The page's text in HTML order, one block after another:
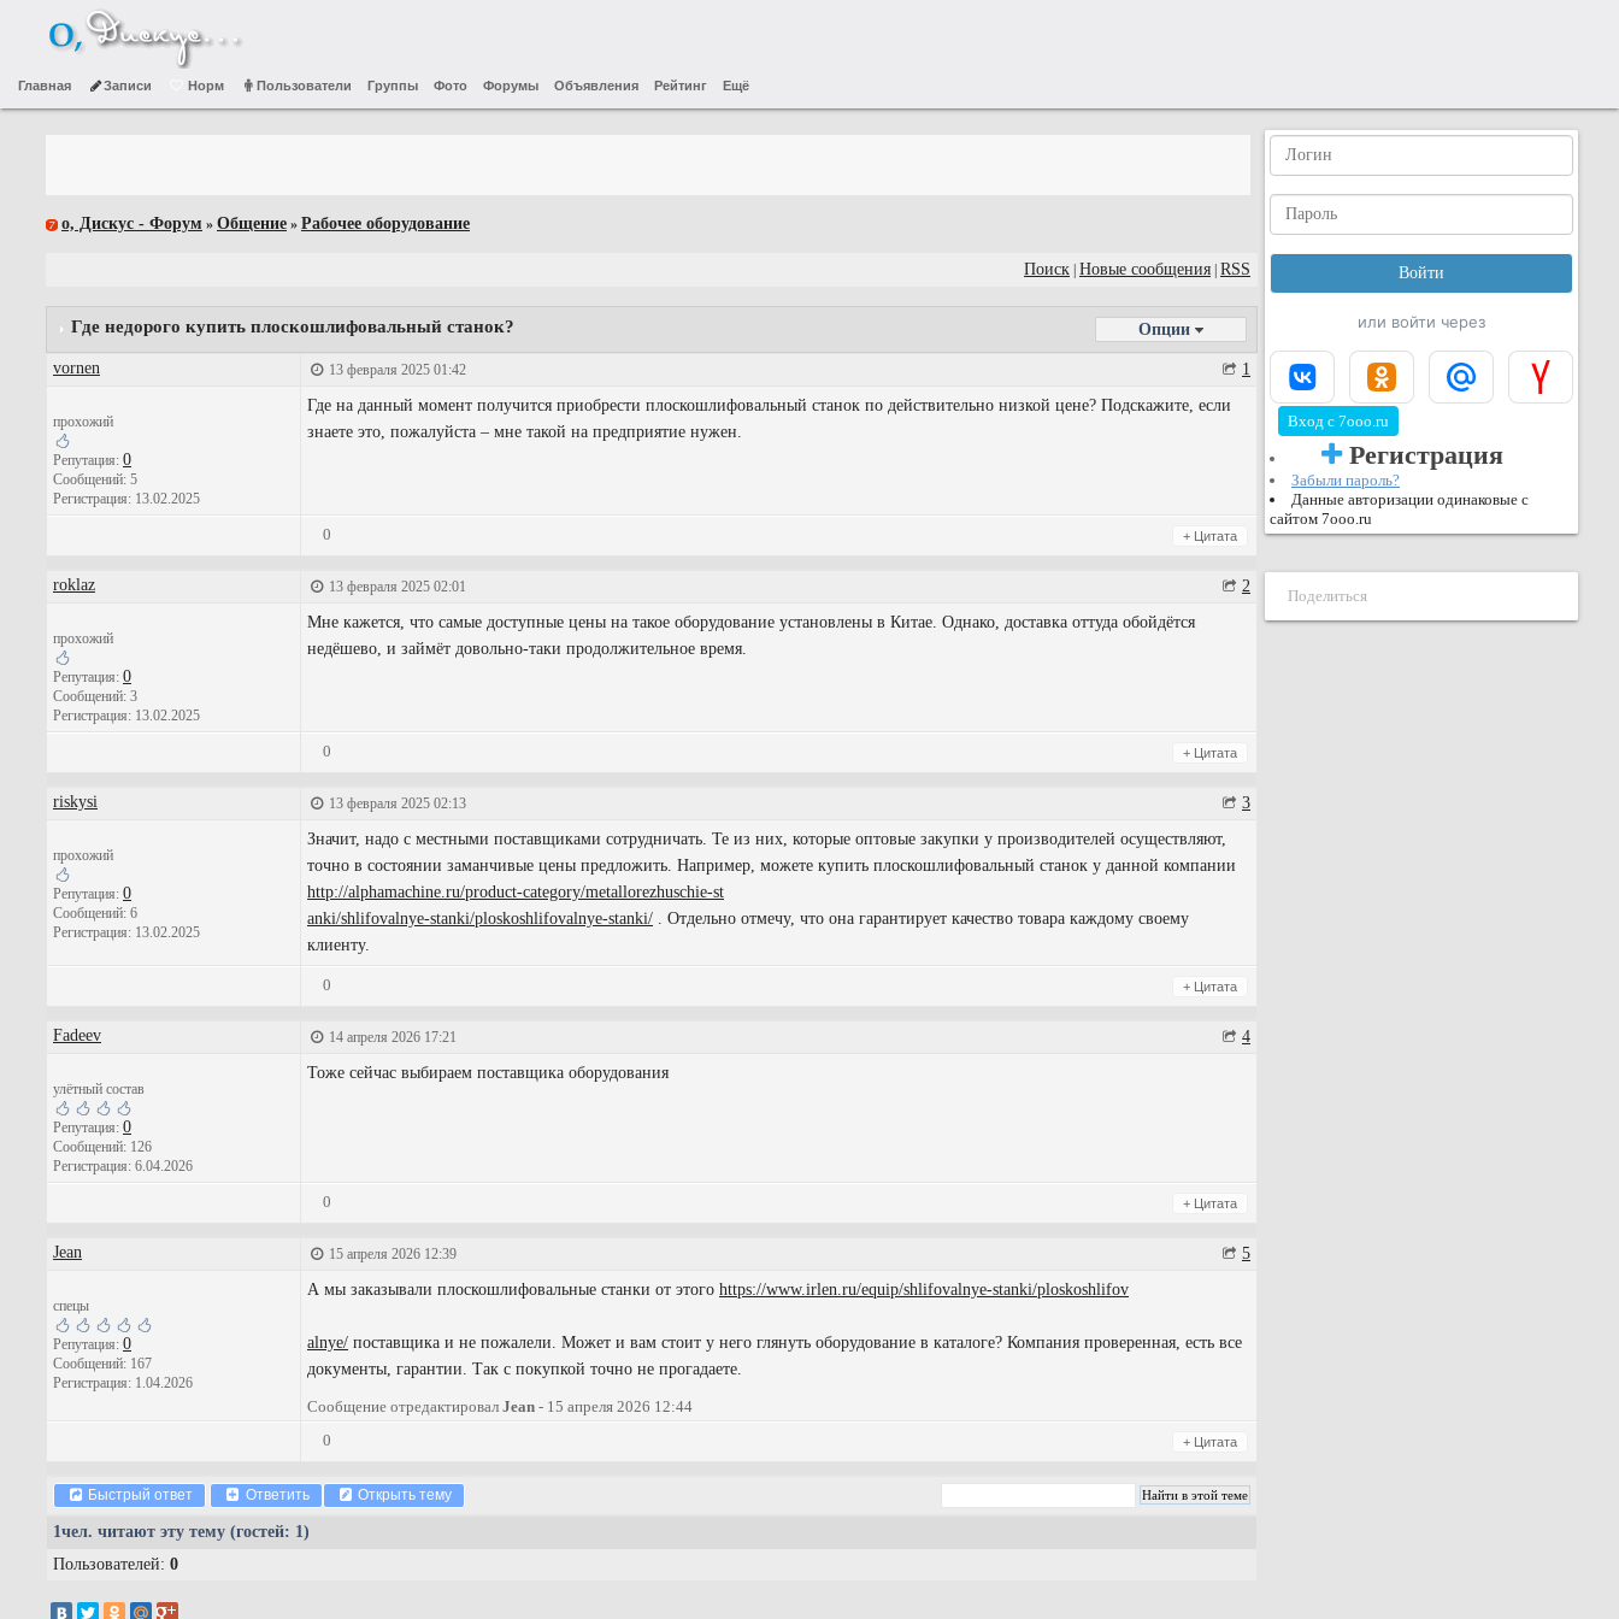
Главная Записи Норм Пользователи Группы Фото Форумы Объявления Рейтинг Ещё
о, Дискус - Форум » Общение » Рабочее оборудование
Поиск Новые сообщения RSS
Где недорого купить плоскошлифовальный станок? Опции
vornen 13 февраля 2025 01:42 1
прохожий
Репутация: 0
Сообщений: 5
Регистрация: 13.02.2025
Где на данный момент получится приобрести плоскошлифовальный станок по действительно низкой цене? Подскажите, если
знаете это, пожалуйста – мне такой на предприятие нужен.
0 + Цитата
roklaz 13 февраля 2025 02:01 2
прохожий
Репутация: 0
Сообщений: 3
Регистрация: 13.02.2025
Мне кажется, что самые доступные цены на такое оборудование установлены в Китае. Однако, доставка оттуда обойдётся
недёшево, и займёт довольно-таки продолжительное время.
0 + Цитата
riskysi 13 февраля 2025 02:13 3
прохожий
Репутация: 0
Сообщений: 6
Регистрация: 13.02.2025
Значит, надо с местными поставщиками сотрудничать. Те из них, которые оптовые закупки у производителей осуществляют,
точно в состоянии заманчивые цены предложить. Например, можете купить плоскошлифовальный станок у данной компании
http://alphamachine.ru/product-category/metallorezhuschie-st
anki/shlifovalnye-stanki/ploskoshlifovalnye-stanki/ . Отдельно отмечу, что она гарантирует качество товара каждому своему
клиенту.
0 + Цитата
Fadeev 14 апреля 2026 17:21 4
улётный состав
Репутация: 0
Сообщений: 126
Регистрация: 6.04.2026
Тоже сейчас выбираем поставщика оборудования
0 + Цитата
Jean 15 апреля 2026 12:39 5
спецы
Репутация: 0
Сообщений: 167
Регистрация: 1.04.2026
А мы заказывали плоскошлифовальные станки от этого https://www.irlen.ru/equip/shlifovalnye-stanki/ploskoshlifov
alnye/ поставщика и не пожалели. Может и вам стоит у него глянуть оборудование в каталоге? Компания проверенная, есть все
документы, гарантии. Так с покупкой точно не прогадаете.
Сообщение отредактировал Jean - 15 апреля 2026 12:44
0
+ Цитата
Быстрый ответ Ответить Открыть тему
1чел. читают эту тему (гостей: 1)
Пользователей: 0
или войти через
Вход с 7ooo.ru
Регистрация
Забыли пароль?
Данные авторизации одинаковые с
сайтом 7ooo.ru
Поделиться